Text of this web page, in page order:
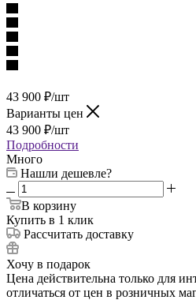
43 900 ₽/шт
Варианты цен
43 900 ₽/шт
Подробности
Много
Нашли дешевле?
В корзину
Купить в 1 клик
Рассчитать доставку
Хочу в подарок
Цена действительна только для
отличаться от цен в розничных